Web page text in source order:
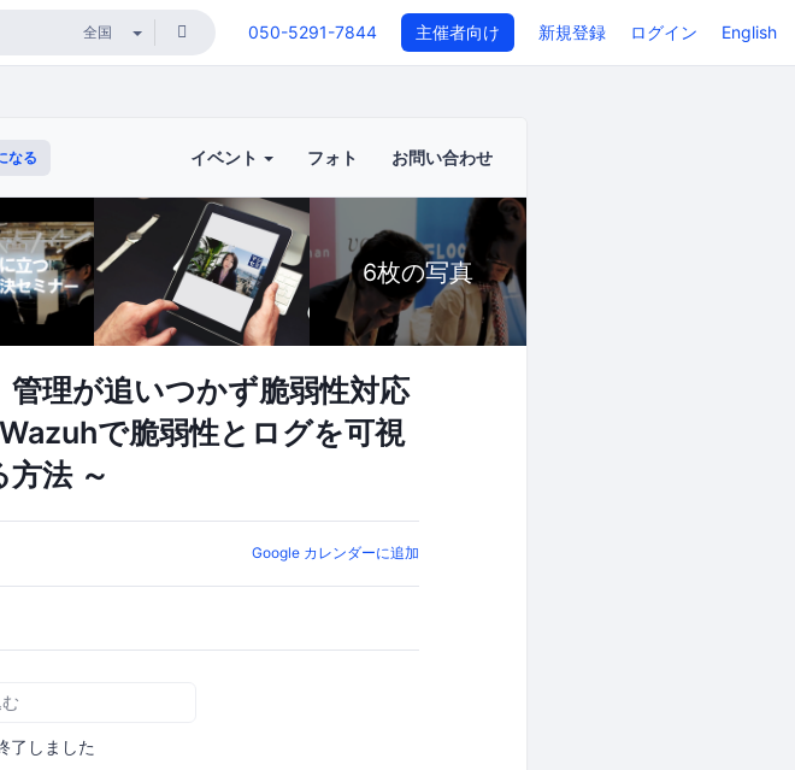
050-5291-7844 主催者向け 新規登録 ログイン English
なる イベント フォト お問い合わせ
6枚の写真
理が追いつかず脆弱性対応
で脆弱性とログを可視
法 ～
Google カレンダーに追加
了しました